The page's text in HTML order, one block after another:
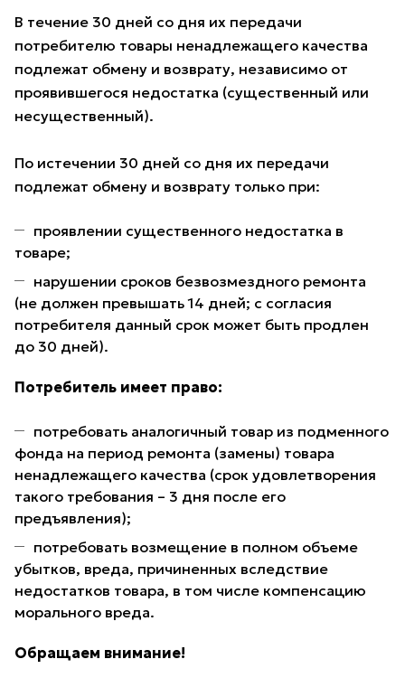
В течение 30 дней со дня их передачи
потребителю товары ненадлежащего качества
подлежат обмену и возврату, независимо от
проявившегося недостатка (существенный или
несущественный).
По истечении 30 дней со дня их передачи
подлежат обмену и возврату только при:
проявлении существенного недостатка в
товаре;
нарушении сроков безвозмездного ремонта
(не должен превышать 14 дней; с согласия
потребителя данный срок может быть продлен
до 30 дней).
Потребитель имеет право:
потребовать аналогичный товар из подменного
фонда на период ремонта (замены) товара
ненадлежащего качества (срок удовлетворения
такого требования – 3 дня после его
предъявления);
потребовать возмещение в полном объеме
убытков, вреда, причиненных вследствие
недостатков товара, в том числе компенсацию
морального вреда.
Обращаем внимание!